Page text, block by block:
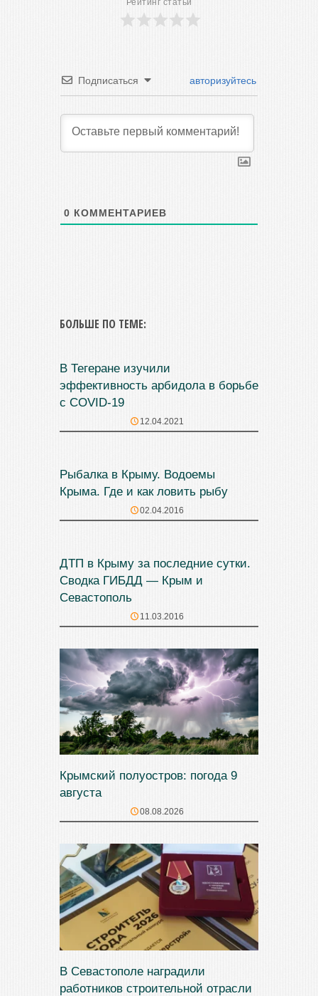
Рейтинг статьи
Подписаться авторизуйтесь
0 КОММЕНТАРИЕВ
БОЛЬШЕ ПО ТЕМЕ:
В Тегеране изучили
эффективность арбидола в борьбе
с COVID-19
12.04.2021
Рыбалка в Крыму. Водоемы
Крыма. Где и как ловить рыбу
02.04.2016
ДТП в Крыму за последние сутки.
Сводка ГИБДД — Крым и
Севастополь
11.03.2016
Крымский полуостров: погода 9
августа
08.08.2026
В Севастополе наградили
работников строительной отрасли